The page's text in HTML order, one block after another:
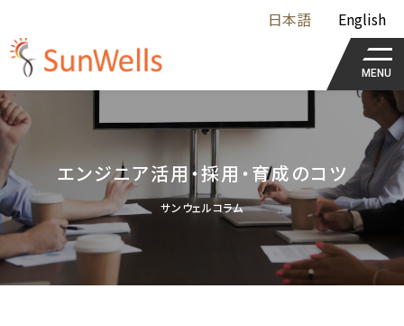
日本語 English
MENU
エンジニア活用・採用・育成のコツ
サンウェルコラム